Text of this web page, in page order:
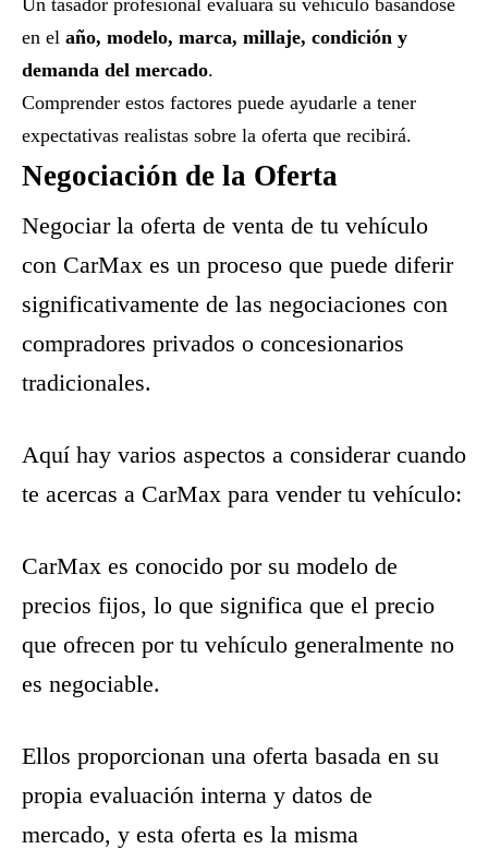
en el año, modelo, marca, millaje, condición y
demanda del mercado.
Comprender estos factores puede ayudarle a tener
expectativas realistas sobre la oferta que recibirá.
Negociación de la Oferta
Negociar la oferta de venta de tu vehículo
con CarMax es un proceso que puede diferir
significativamente de las negociaciones con
compradores privados o concesionarios
tradicionales.
Aquí hay varios aspectos a considerar cuando
te acercas a CarMax para vender tu vehículo:
CarMax es conocido por su modelo de
precios fijos, lo que significa que el precio
que ofrecen por tu vehículo generalmente no
es negociable.
Ellos proporcionan una oferta basada en su
propia evaluación interna y datos de
mercado, y esta oferta es la misma